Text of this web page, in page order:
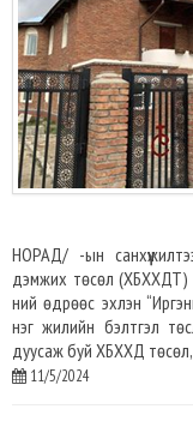
НОРАД/ -ын
дэмжих төсөл (ХБХХДТ)
ний өдрөөс эхлэн
нэг жилийн бэлтгэл
дуусаж буй ХБХХД төсөл,
11/5/2024